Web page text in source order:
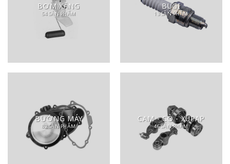
BƠM XĂNG
54 SẢN PHẨM
BUGI
13 SẢN PHẨM
BƯỞNG MÁY
82 SẢN PHẨM
CAM - CÒ - XUPAP
46 SẢN PHẨM